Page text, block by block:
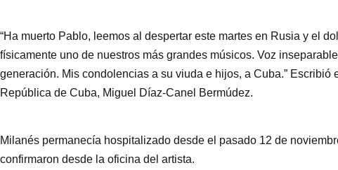
“Ha muerto Pablo, leemos al despertar este martes en Rusia y el
físicamente uno de nuestros más grandes músicos. Voz
generación. Mis condolencias a su viuda e hijos, a Cuba.” Escribió
República de Cuba, Miguel Díaz-Canel Bermúdez.
Milanés permanecía hospitalizado desde el pasado 12 de
confirmaron desde la oficina del artista.